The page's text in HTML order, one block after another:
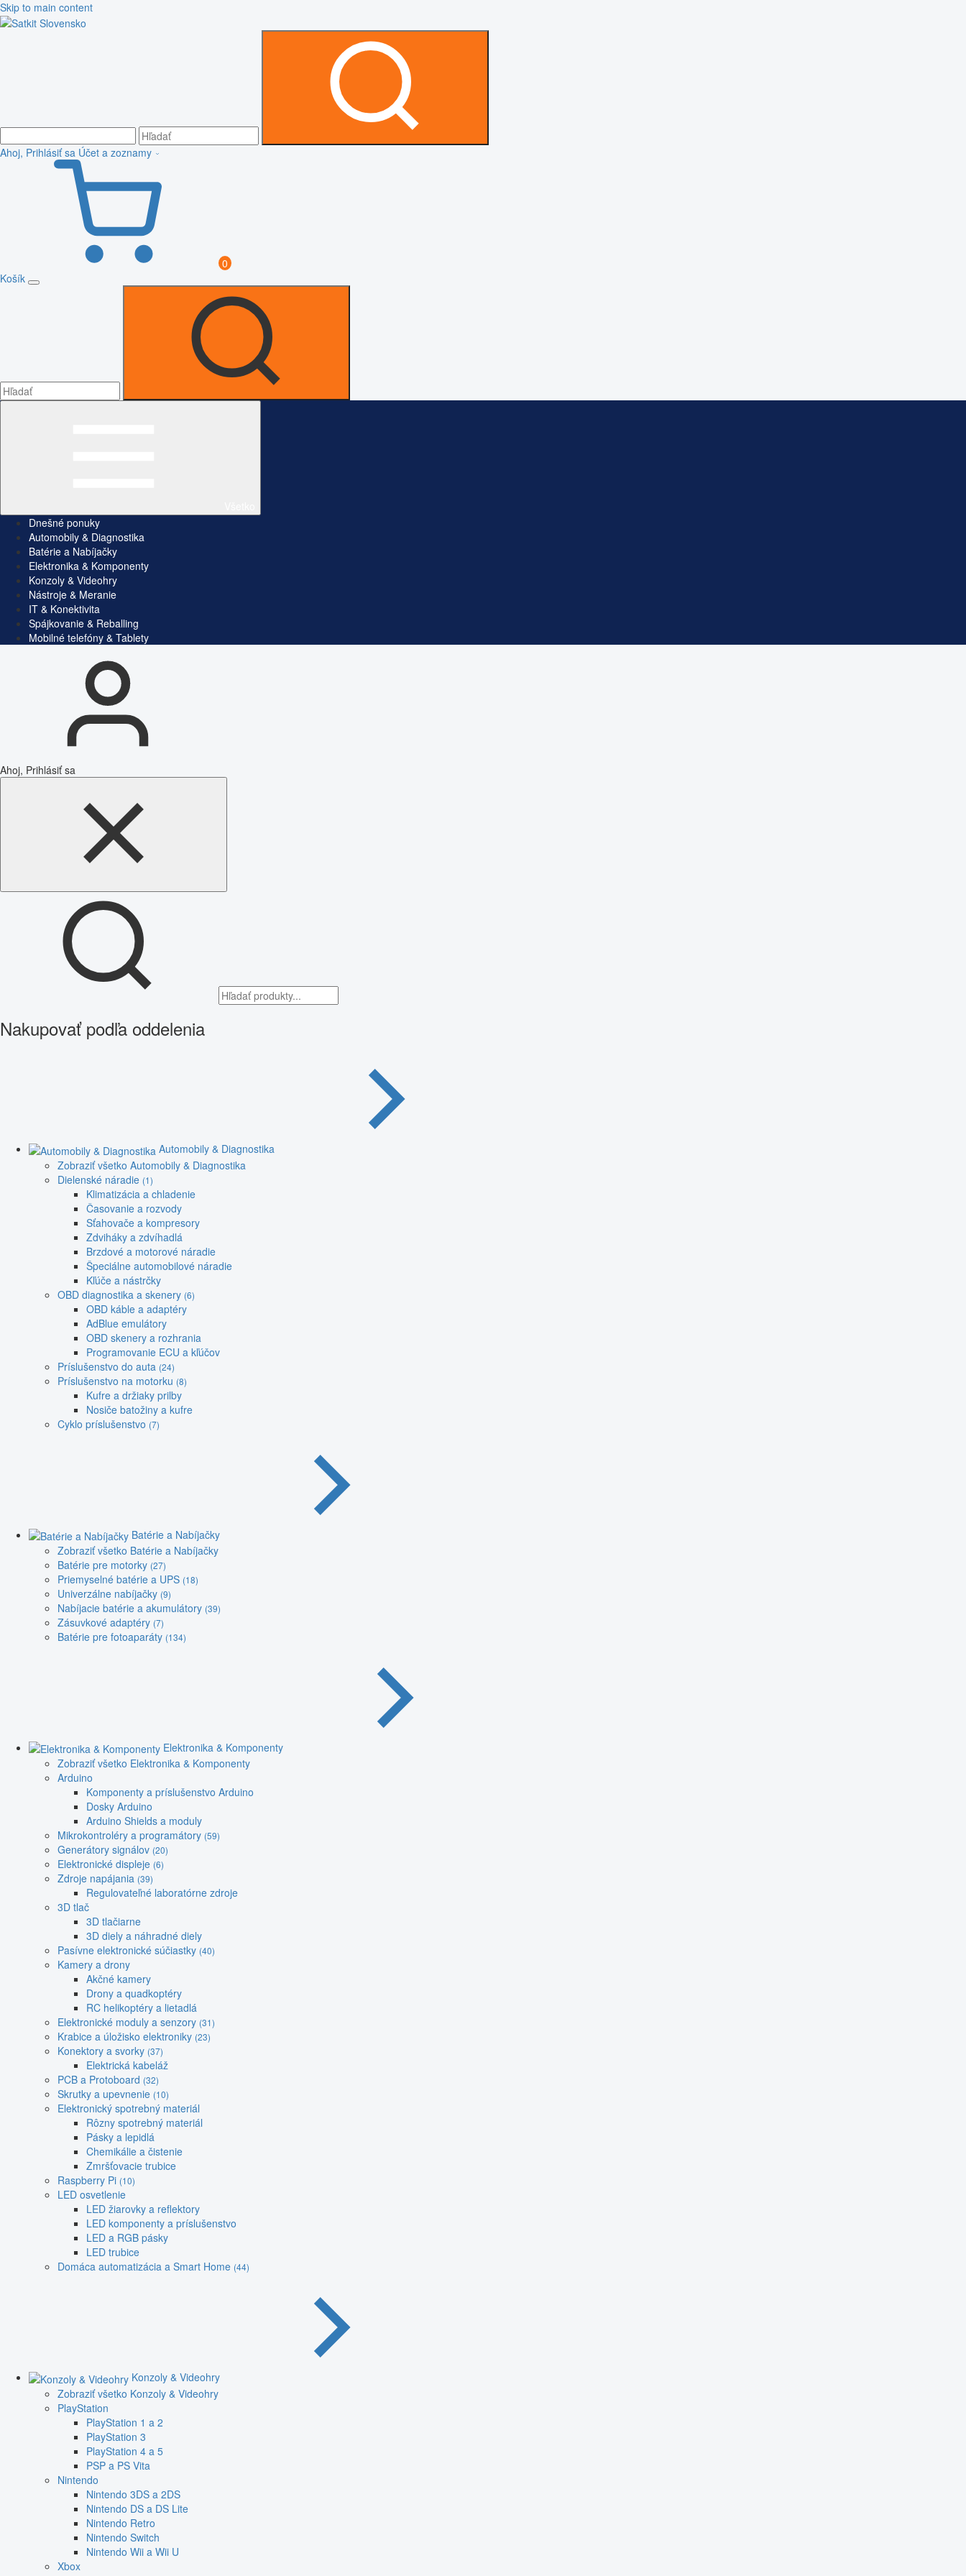
Skip to main content
Ahoj, Prihlásiť sa Účet a zoznamy
0
Košík
Dnešné ponuky
Automobily & Diagnostika
Batérie a Nabíjačky
Elektronika & Komponenty
Konzoly & Videohry
Nástroje & Meranie
IT & Konektivita
Spájkovanie & Reballing
Mobilné telefóny & Tablety
Ahoj, Prihlásiť sa
Nakupovať podľa oddelenia
Automobily & Diagnostika
Zobraziť všetko Automobily & Diagnostika
Dielenské náradie (1)
Klimatizácia a chladenie
Časovanie a rozvody
Sťahovače a kompresory
Zdviháky a zdvíhadlá
Brzdové a motorové náradie
Špeciálne automobilové náradie
Kľúče a nástrčky
OBD diagnostika a skenery (6)
OBD káble a adaptéry
AdBlue emulátory
OBD skenery a rozhrania
Programovanie ECU a kľúčov
Príslušenstvo do auta (24)
Príslušenstvo na motorku (8)
Kufre a držiaky prilby
Nosiče batožiny a kufre
Cyklo príslušenstvo (7)
Batérie a Nabíjačky
Zobraziť všetko Batérie a Nabíjačky
Batérie pre motorky (27)
Priemyselné batérie a UPS (18)
Univerzálne nabíjačky (9)
Nabíjacie batérie a akumulátory (39)
Zásuvkové adaptéry (7)
Batérie pre fotoaparáty (134)
Elektronika & Komponenty
Zobraziť všetko Elektronika & Komponenty
Arduino
Komponenty a príslušenstvo Arduino
Dosky Arduino
Arduino Shields a moduly
Mikrokontroléry a programátory (59)
Generátory signálov (20)
Elektronické displeje (6)
Zdroje napájania (39)
Regulovateľné laboratórne zdroje
3D tlač
3D tlačiarne
3D diely a náhradné diely
Pasívne elektronické súčiastky (40)
Kamery a drony
Akčné kamery
Drony a quadkoptéry
RC helikoptéry a lietadlá
Elektronické moduly a senzory (31)
Krabice a úložisko elektroniky (23)
Konektory a svorky (37)
Elektrická kabeláž
PCB a Protoboard (32)
Skrutky a upevnenie (10)
Elektronický spotrebný materiál
Rôzny spotrebný materiál
Pásky a lepidlá
Chemikálie a čistenie
Zmršťovacie trubice
Raspberry Pi (10)
LED osvetlenie
LED žiarovky a reflektory
LED komponenty a príslušenstvo
LED a RGB pásky
LED trubice
Domáca automatizácia a Smart Home (44)
Konzoly & Videohry
Zobraziť všetko Konzoly & Videohry
PlayStation
PlayStation 1 a 2
PlayStation 3
PlayStation 4 a 5
PSP a PS Vita
Nintendo
Nintendo 3DS a 2DS
Nintendo DS a DS Lite
Nintendo Retro
Nintendo Switch
Nintendo Wii a Wii U
Xbox